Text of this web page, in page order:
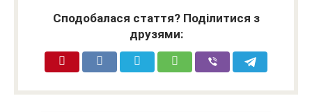
Сподобалася стаття? Поділитися з
друзями: